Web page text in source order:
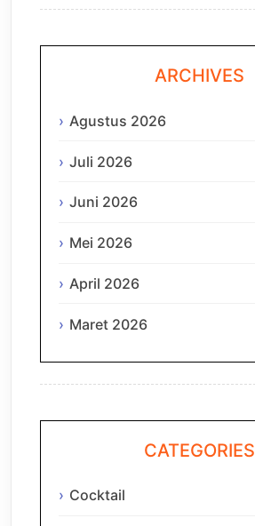
ARCHIVES
Agustus 2026
Juli 2026
Juni 2026
Mei 2026
April 2026
Maret 2026
CATEGORIES
Cocktail